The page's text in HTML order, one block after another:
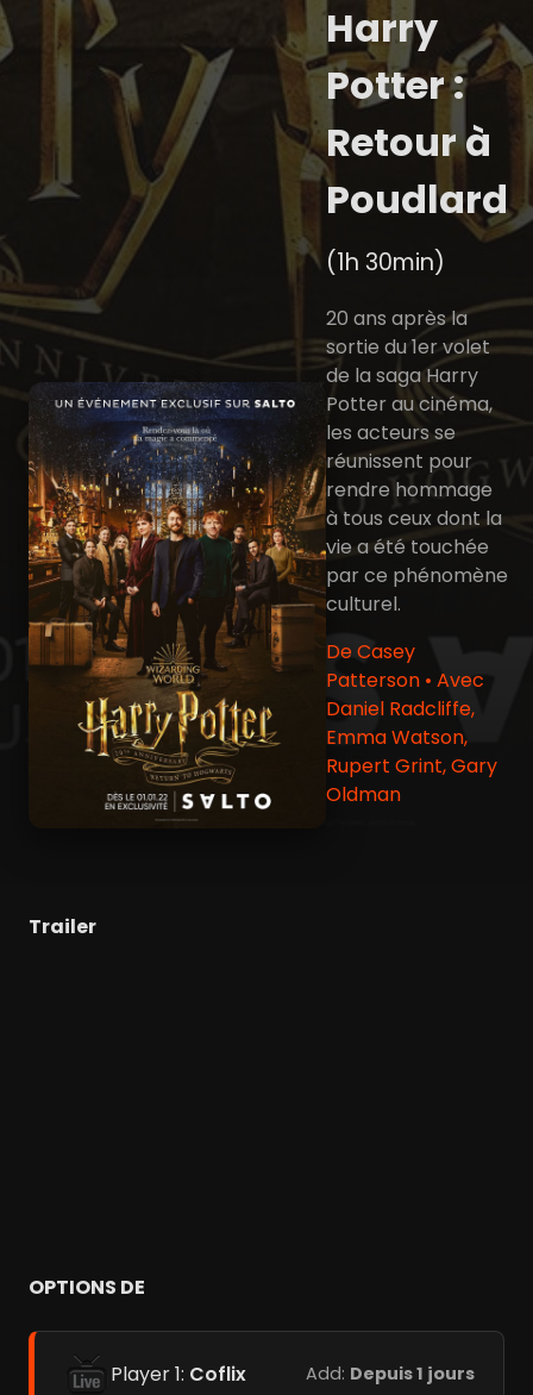
Harry
Potter :
Retour à
Poudlard
(1h 30min)
20 ans après la
sortie du 1er volet
de la saga Harry
Potter au cinéma,
les acteurs se
réunissent pour
rendre hommage
à tous ceux dont la
vie a été touchée
par ce phénomène
culturel.
De Casey
Patterson • Avec
Daniel Radcliffe,
Emma Watson,
Rupert Grint, Gary
Oldman
Trailer
OPTIONS DE
Player 1: Coflix Add: Depuis 1 jours